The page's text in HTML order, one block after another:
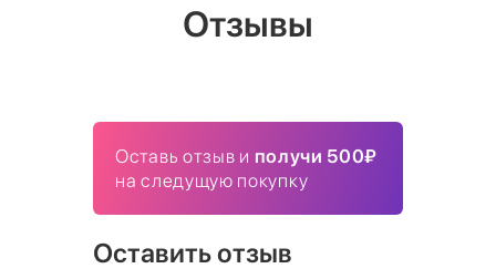
Отзывы
Оставь отзыв и получи 500₽
на следущую покупку
Оставить отзыв